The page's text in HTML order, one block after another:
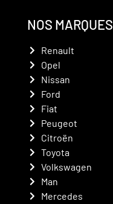
NOS MARQUES
Renault
Opel
Nissan
Ford
Fiat
Peugeot
Citroën
Toyota
Volkswagen
Man
Mercedes